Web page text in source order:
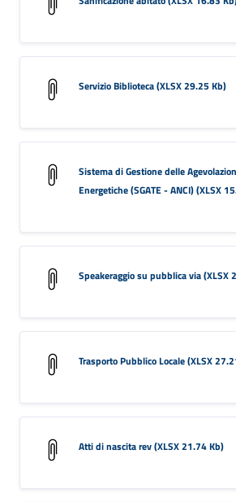
Servizio Biblioteca (XLSX 29.25 Kb)
Sistema di Gestione delle
Energetiche (SGATE - ANCI) (XLSX
Speakeraggio su pubblica via (XLSX
Trasporto Pubblico Locale (XLSX
Atti di nascita rev (XLSX 21.74 Kb)